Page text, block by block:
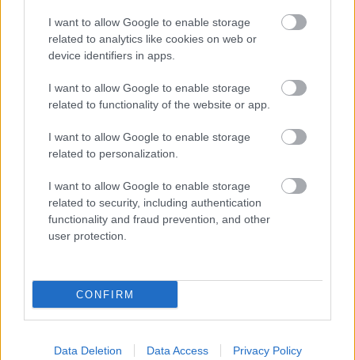
I want to allow Google to enable storage
related to analytics like cookies on web or
device identifiers in apps.
I want to allow Google to enable storage
related to functionality of the website or app.
I want to allow Google to enable storage
related to personalization.
I want to allow Google to enable storage
related to security, including authentication
functionality and fraud prevention, and other
user protection.
CONFIRM
Data Deletion Data Access Privacy Policy
μεγάλο φρέσκο ψάρι.
Μπάτης
Παραλία Βραχατίου, τηλ.: 2741 055961
Facebook
Instagram